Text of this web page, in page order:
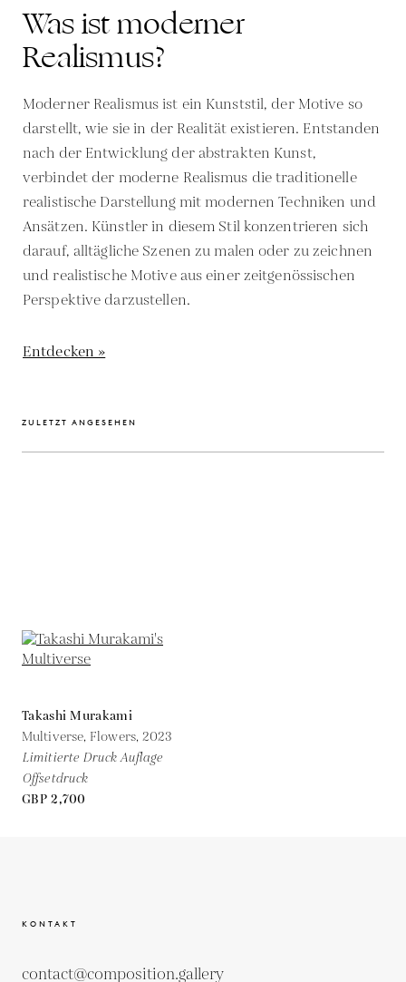
Was ist moderner
Realismus?
Moderner Realismus ist ein Kunststil, der Motive so
darstellt, wie sie in der Realität existieren. Entstanden
nach der Entwicklung der abstrakten Kunst,
verbindet der moderne Realismus die traditionelle
realistische Darstellung mit modernen Techniken und
Ansätzen. Künstler in diesem Stil konzentrieren sich
darauf, alltägliche Szenen zu malen oder zu zeichnen
und realistische Motive aus einer zeitgenössischen
Perspektive darzustellen.
Entdecken »
ZULETZT ANGESEHEN
Takashi Murakami
Multiverse, Flowers,2023
Limitierte Druck Auflage
Offsetdruck
GBP 2,700
KONTAKT
contact@composition.gallery